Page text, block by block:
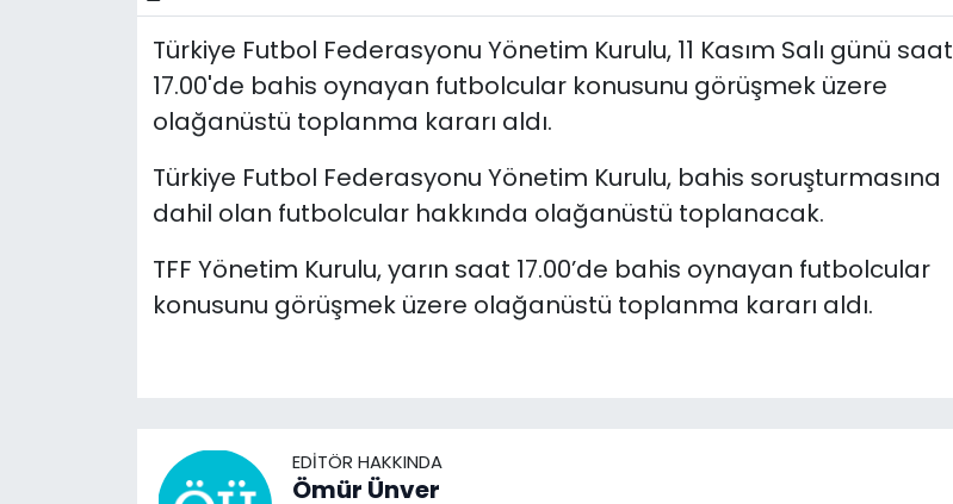
Türkiye Futbol Federasyonu Yönetim Kurulu, 11 Kasım Salı günü saat
17.00'de bahis oynayan futbolcular konusunu görüşmek üzere
olağanüstü toplanma kararı aldı.
Türkiye Futbol Federasyonu Yönetim Kurulu, bahis soruşturmasına
dahil olan futbolcular hakkında olağanüstü toplanacak.
TFF Yönetim Kurulu, yarın saat 17.00’de bahis oynayan futbolcular
konusunu görüşmek üzere olağanüstü toplanma kararı aldı.
EDITÖR HAKKINDA
Ömür Ünver